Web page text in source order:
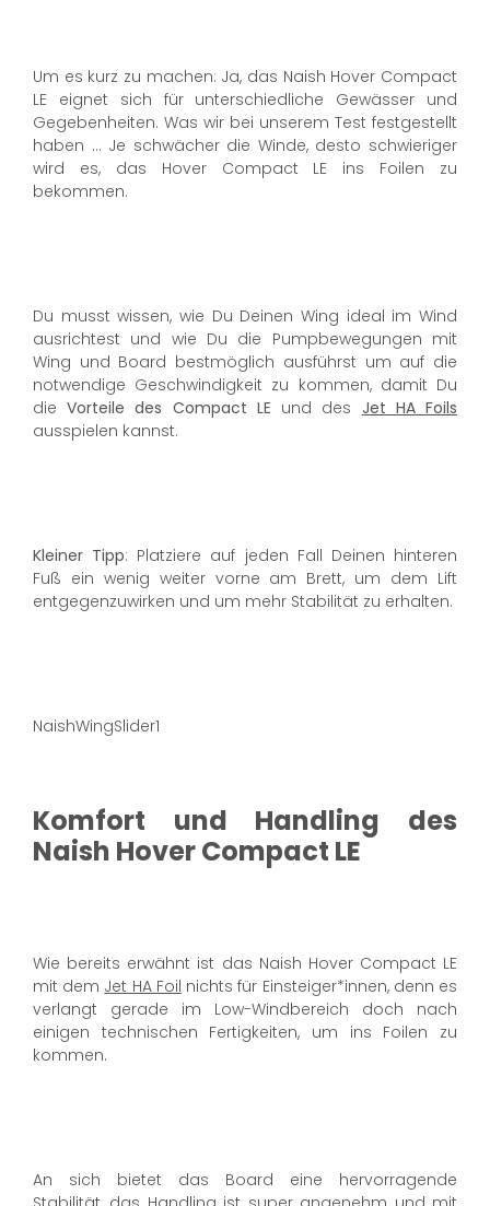
Um es kurz zu machen: Ja, das Naish Hover Compact
LE eignet sich für unterschiedliche Gewässer und
Gegebenheiten. Was wir bei unserem Test festgestellt
haben ... Je schwächer die Winde, desto schwieriger
wird es, das Hover Compact LE ins Foilen zu
bekommen.
Du musst wissen, wie Du Deinen Wing ideal im Wind
ausrichtest und wie Du die Pumpbewegungen mit
Wing und Board bestmöglich ausführst um auf die
notwendige Geschwindigkeit zu kommen, damit Du
dieVorteile des Compact LE und des Jet HA Foils
ausspielen kannst.
Kleiner Tipp: Platziere auf jeden Fall Deinen hinteren
Fuß ein wenig weiter vorne am Brett, um dem Lift
entgegenzuwirken und um mehr Stabilität zu erhalten.
NaishWingSlider1
Komfort und Handling des
Naish Hover Compact LE
Wie bereits erwähnt ist das Naish Hover Compact LE
mit dem Jet HA Foil nichts für Einsteiger*innen, denn es
verlangt gerade im Low-Windbereich doch nach
einigen technischen Fertigkeiten, um ins Foilen zu
kommen.
An sich bietet das Board eine hervorragende